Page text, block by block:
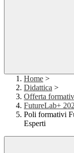
Home >
Didattica >
Offerta
FutureLab+
Poli formativi
Esperti